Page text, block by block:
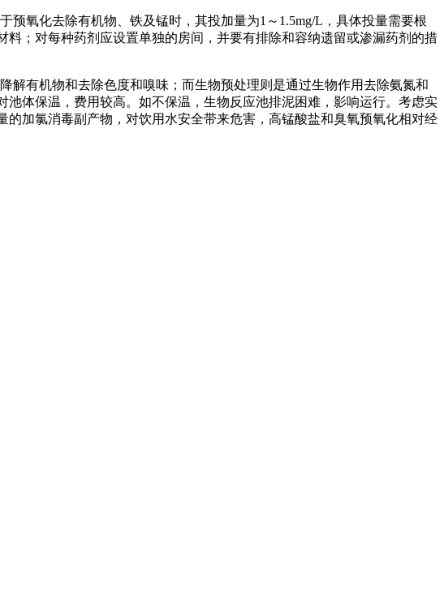
氧化去除有机物、铁及锰时，其投加量为1～1.5mg/L，具体投量需要根
；对每种药剂应设置单独的房间，并要有排除和容纳遗留或渗漏药剂的措
解有机物和去除色度和嗅味；而生物预处理则是通过生物作用去除氨氮和
体保温，费用较高。如不保温，生物反应池排泥困难，影响运行。考虑实
加氯消毒副产物，对饮用水安全带来危害，高锰酸盐和臭氧预氧化相对经